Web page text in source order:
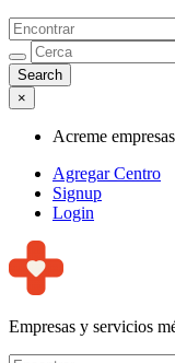
×
Acreme
Agregar Centro
Signup
Login
Acreme
Empresas y servicios